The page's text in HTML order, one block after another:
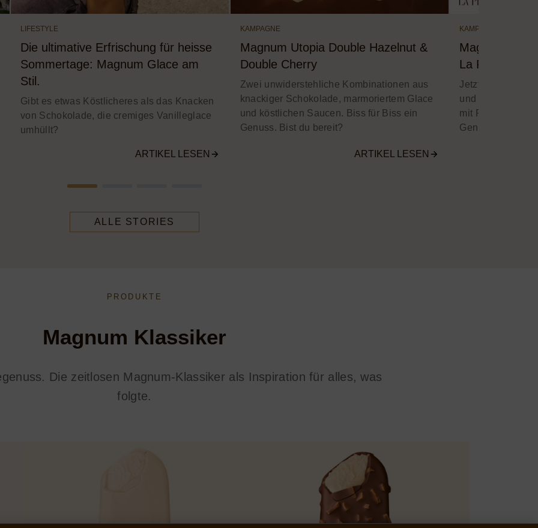
LIFESTYLE
Die ultimative Erfrischung für heisse
Sommertage: Magnum Glace am
Stil.
Gibt es etwas Köstlicheres als das Knacken
von Schokolade, die cremiges Vanilleglace
umhüllt?
ARTIKEL LESEN
KAMPAGNE
Magnum Utopia Double Hazelnut &
Double Cherry
Zwei unwiderstehliche Kombinationen aus
knackiger Schokolade, marmoriertem Glace
und köstlichen Saucen. Biss für Biss ein
Genuss. Bist du bereit?
ARTIKEL LESEN
KAMPAGNEN
Magnum
La Pêche
Jetzt neu:
und La Pêche -
mit Pistazie oder
Genuss.
ALLE STORIES
PRODUKTE
Magnum Klassiker
Die zeitlosen Magnum-Klassiker als Inspiration für alles, was
folgte.